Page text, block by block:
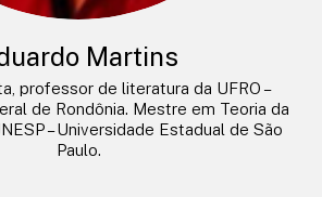
Martins
professor de literatura da UFRO –
de Rondônia. Mestre em Teoria da
– Universidade Estadual de São
Paulo.